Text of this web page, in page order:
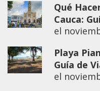
Qué
Cauca:
el
Playa
Guía de
el